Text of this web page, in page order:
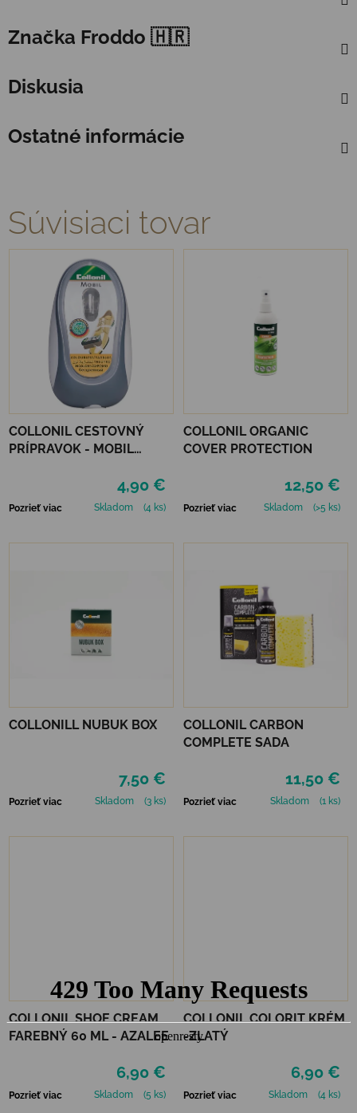
Značka Froddo 🇭🇷
Diskusia
Ostatné informácie
Súvisiaci tovar
COLLONIL CESTOVNÝ
PRÍPRAVOK - MOBIL
4,90 €
Pozrieť viac Skladom (4 ks)
COLLONIL ORGANIC
COVER PROTECTION
12,50 €
Pozrieť viac Skladom (>5 ks)
COLLONILL NUBUK BOX
7,50 €
Pozrieť viac Skladom (3 ks)
COLLONIL CARBON
COMPLETE SADA
11,50 €
Pozrieť viac Skladom (1 ks)
COLLONIL SHOE CREAM
FAREBNÝ 60 ML - AZALEE
6,90 €
Pozrieť viac Skladom (5 ks)
COLLONIL COLORIT KRÉM
-ZLATÝ
6,90 €
Pozrieť viac Skladom (4 ks)